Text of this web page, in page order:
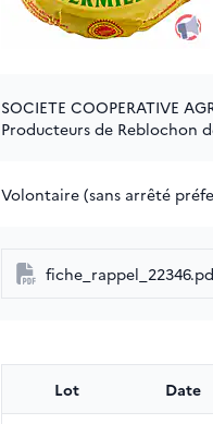
SOCIETE COOPERATIVE
Producteurs de Reblochon
Volontaire (sans arrêté
Lot
Date